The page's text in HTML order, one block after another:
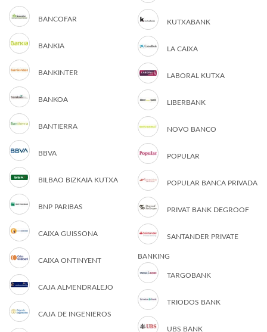
BANCOFAR
BANKIA
BANKINTER
BANKOA
BANTIERRA
BBVA
BILBAO BIZKAIA KUTXA
BNP PARIBAS
CAIXA GUISSONA
CAIXA ONTINYENT
CAJA ALMENDRALEJO
CAJA DE INGENIEROS
KUTXABANK
LA CAIXA
LABORAL KUTXA
LIBERBANK
NOVO BANCO
POPULAR
POPULAR BANCA PRIVADA
PRIVAT BANK DEGROOF
SANTANDER PRIVATE
BANKING
TARGOBANK
TRIODOS BANK
UBS BANK